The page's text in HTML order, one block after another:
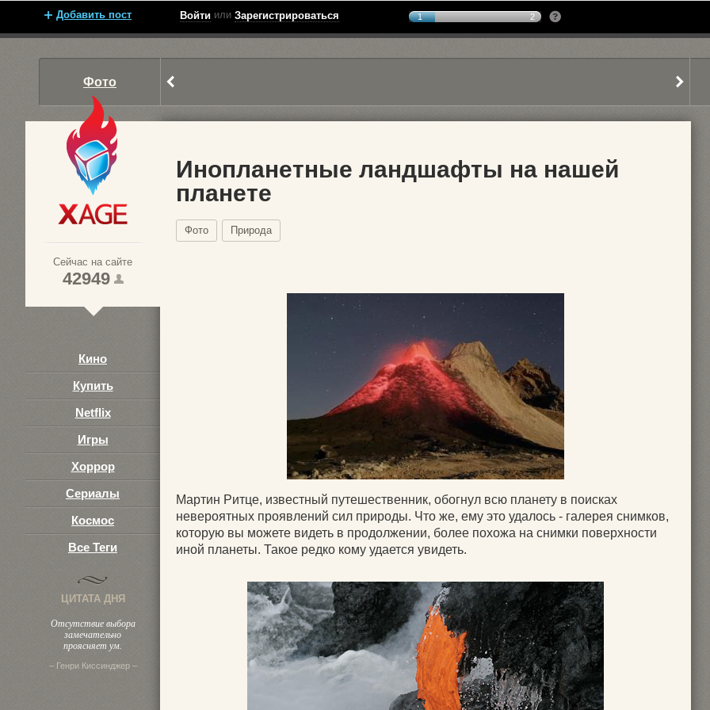
Добавить пост Войти или Зарегистрироваться 1 2
Фото
Сейчас на сайте
42949
Кино
Купить
Netflix
Игры
Хоррор
Сериалы
Космос
Все Теги
ЦИТАТА ДНЯ
Отсутствие выбора
замечательно
проясняет ум.
– Генри Киссинджер –
Инопланетные ландшафты на нашей
планете
Фото Природа
Мартин Ритце, известный путешественник, обогнул всю планету в поисках
невероятных проявлений сил природы. Что же, ему это удалось - галерея снимков,
которую вы можете видеть в продолжении, более похожа на снимки поверхности
иной планеты. Такое редко кому удается увидеть.